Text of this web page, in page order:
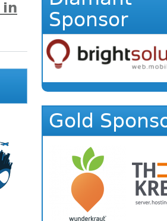
in
Sponsor
Gold